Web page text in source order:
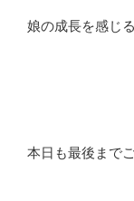
娘の成長を感じ
本日も最後まで